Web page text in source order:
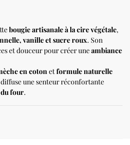
bougie artisanale à la cire végétale,
vanille et sucre roux. Son
et douceur pour créer uneambiance
en cotonetformule naturelle
une senteur réconfortante
four.